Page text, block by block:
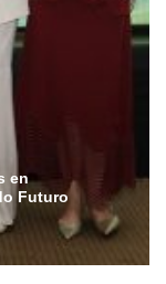
en
Futuro